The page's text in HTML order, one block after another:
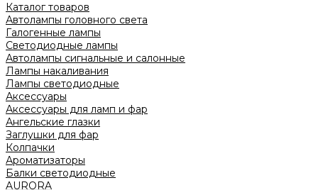
Каталог товаров
Автолампы головного света
Галогенные лампы
Светодиодные лампы
Автолампы сигнальные и салонные
Лампы накаливания
Лампы светодиодные
Аксессуары
Аксессуары для ламп и фар
Ангельские глазки
Заглушки для фар
Колпачки
Ароматизаторы
Балки светодиодные
AURORA